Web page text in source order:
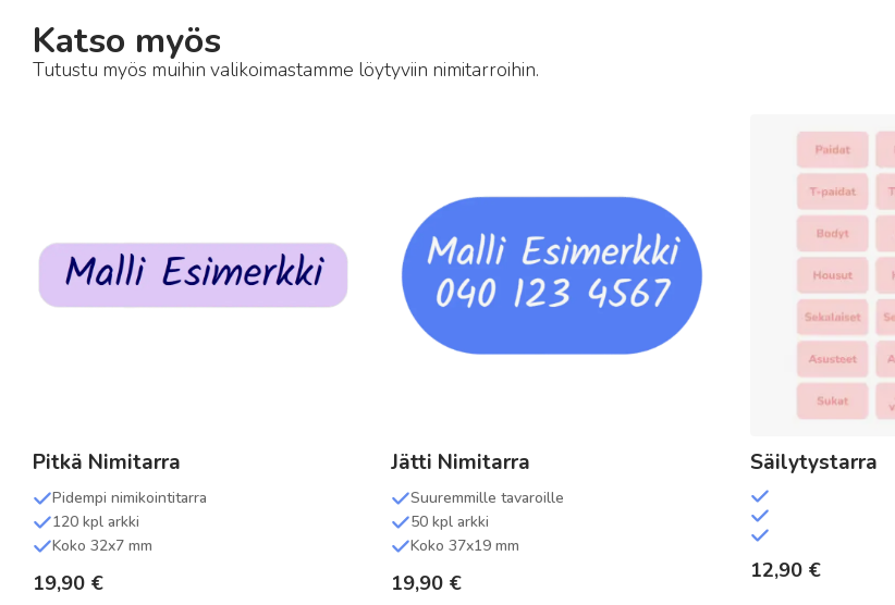
Katso myös
Tutustu myös muihin valikoimastamme löytyviin nimitarroihin.
Pidempi nimikointitarra
120 kpl arkki
Koko 32x7 mm
Pitkä Nimitarra
19,90 €
Suuremmille tavaroille
50 kpl arkki
Koko 37x19 mm
Jätti Nimitarra
19,90 €
Säilytystarra
12,90 €